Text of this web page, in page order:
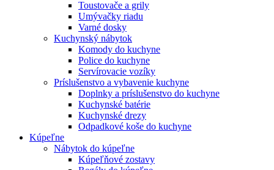
Toustovače a grily
Umývačky riadu
Varné dosky
Kuchynský nábytok
Komody do kuchyne
Police do kuchyne
Servírovacie vozíky
Príslušenstvo a vybavenie kuchyne
Doplnky a príslušenstvo do kuchyne
Kuchynské batérie
Kuchynské drezy
Odpadkové koše do kuchyne
Kúpeľne
Nábytok do kúpeľne
Kúpeľňové zostavy